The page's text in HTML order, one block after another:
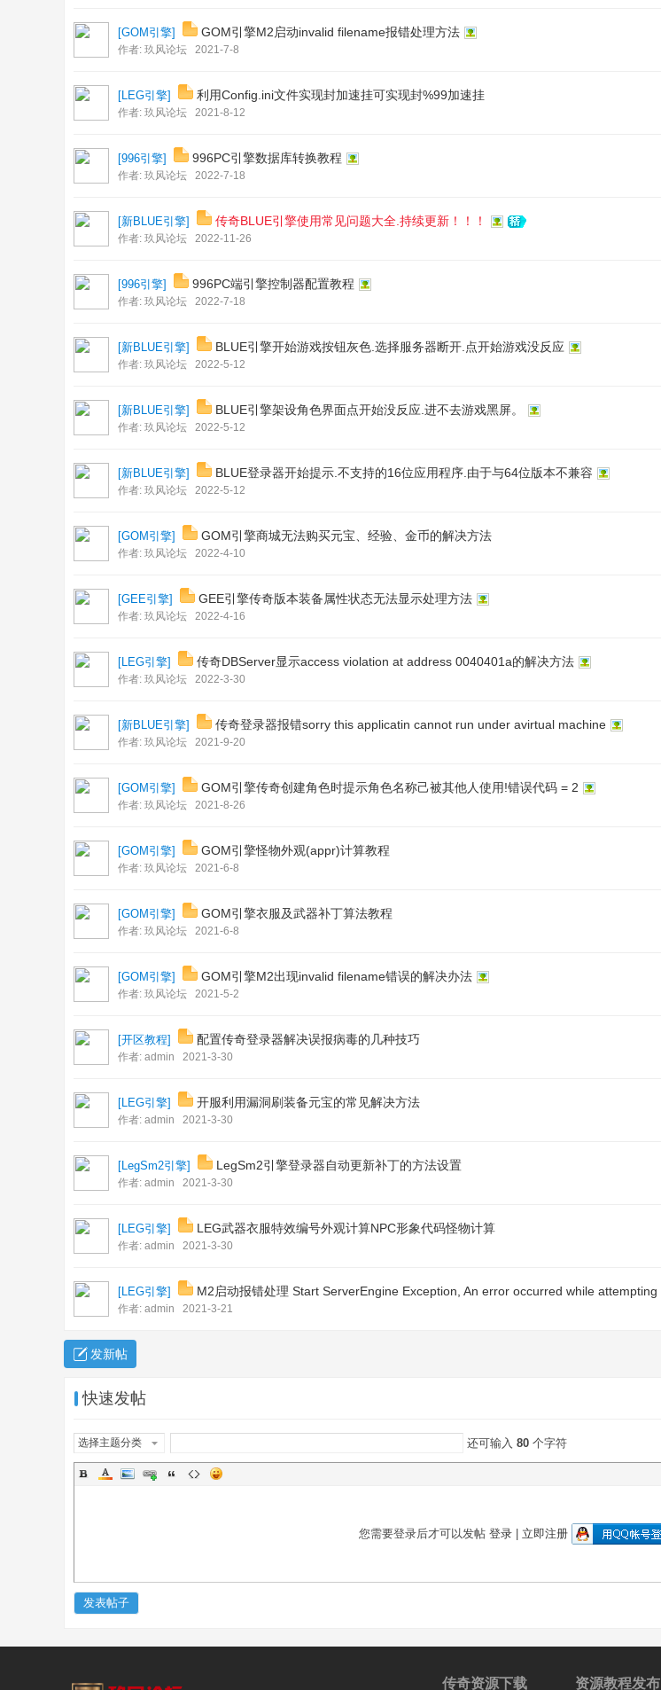
[GOM引擎] GOM引擎M2启动invalid filename报错处理方法
作者: 玖风论坛 2021-7-8
[ LEG引擎] 利用Config.ini文件实现封加速挂可实现封%99加速挂
作者: 玖风论坛 2021-8-12
[996引擎] 996PC引擎数据库转换教程
作者: 玖风论坛 2022-7-18
[新BLUE引擎] 传奇BLUE引擎使用常见问题大全.持续更新！！！
作者: 玖风论坛 2022-11-26
[996引擎] 996PC端引擎控制器配置教程
作者: 玖风论坛 2022-7-18
[新BLUE引擎] BLUE引擎开始游戏按钮灰色.选择服务器断开.点开始游戏没反应
作者: 玖风论坛 2022-5-12
[新BLUE引擎] BLUE引擎架设角色界面点开始没反应.进不去游戏黑屏。
作者: 玖风论坛 2022-5-12
[新BLUE引擎] BLUE登录器开始提示.不支持的16位应用程序.由于与64位版本不兼容
作者: 玖风论坛 2022-5-12
[GOM引擎] GOM引擎商城无法购买元宝、经验、金币的解决方法
作者: 玖风论坛 2022-4-10
[GEE引擎] GEE引擎传奇版本装备属性状态无法显示处理方法
作者: 玖风论坛 2022-4-16
[ LEG引擎] 传奇DBServer显示access violation at address 0040401a的解决方法
作者: 玖风论坛 2022-3-30
[新BLUE引擎] 传奇登录器报错sorry this applicatin cannot run under avirtual machine
作者: 玖风论坛 2021-9-20
[GOM引擎] GOM引擎传奇创建角色时提示角色名称己被其他人使用!错误代码 = 2
作者: 玖风论坛 2021-8-26
[GOM引擎] GOM引擎怪物外观(appr)计算教程
作者: 玖风论坛 2021-6-8
[GOM引擎] GOM引擎衣服及武器补丁算法教程
作者: 玖风论坛 2021-6-8
[GOM引擎] GOM引擎M2出现invalid filename错误的解决办法
作者: 玖风论坛 2021-5-2
[开区教程] 配置传奇登录器解决误报病毒的几种技巧
作者: admin 2021-3-30
[ LEG引擎] 开服利用漏洞刷装备元宝的常见解决方法
作者: admin 2021-3-30
[ LegSm2引擎] LegSm2引擎登录器自动更新补丁的方法设置
作者: admin 2021-3-30
[ LEG引擎] LEG武器衣服特效编号外观计算NPC形象代码怪物计算
作者: admin 2021-3-30
[ LEG引擎] M2启动报错处理 Start ServerEngine Exception, An error occurred while attempting
作者: admin 2021-3-21
发新帖
快速发帖
选择主题分类 还可输入 80 个字符
您需要登录后才可以发帖 登录 立即注册
发表帖子
传奇资源下载 资源教程发布